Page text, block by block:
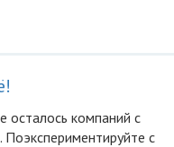
осталоcь компаний с
с